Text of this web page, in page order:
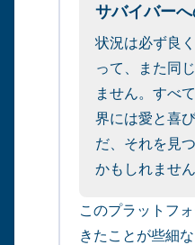
サバイバー
状況は必ず良
って、また同
ません。すべ
界には愛と喜
だ、それを見
かもしれません
このプラットフ
きたことが些細
見えるもの5つ（部
ことができます）
感じるもの4つ（目
るものは何ですか？
聞こえるもの3つ
匂いを嗅ぐもの2つ